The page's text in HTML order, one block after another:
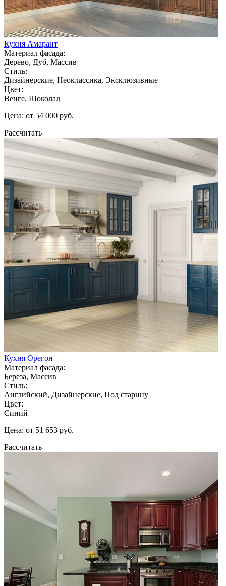
Кухня Амарант
Материал фасада:
Дерево, Дуб, Массив
Стиль:
Дизайнерские, Неоклассика, Эксклюзивные
Цвет:
Венге, Шоколад
Цена: от 54 000 руб.
Рассчитать
Кухня Орегон
Материал фасада:
Береза, Массив
Стиль:
Английский, Дизайнерские, Под старину
Цвет:
Синий
Цена: от 51 653 руб.
Рассчитать